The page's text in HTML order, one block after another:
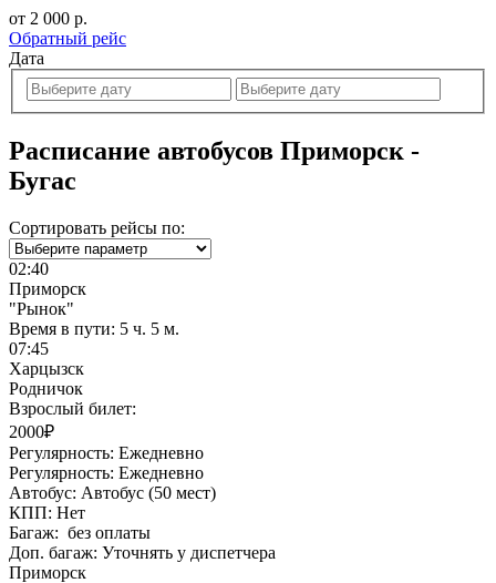
от 2 000 р.
Обратный рейс
Дата
Расписание автобусов Приморск -
Бугас
Сортировать рейсы по:
02:40
Приморск
"Рынок"
Время в пути: 5 ч. 5 м.
07:45
Харцызск
Родничок
Взрослый билет:
2000₽
Регулярность: Ежедневно
Регулярность: Ежедневно
Автобус: Автобус (50 мест)
КПП: Нет
Багаж: без оплаты
Доп. багаж: Уточнять у диспетчера
Приморск